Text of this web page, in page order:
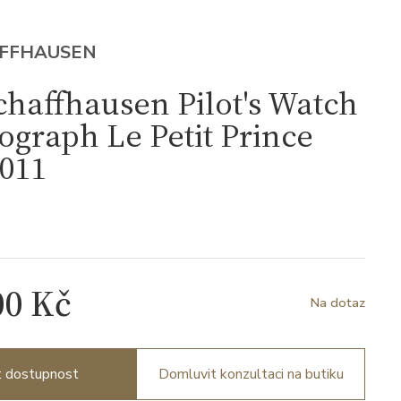
Pilot's Watch
Le Petit Prince
Kč Na dotaz
dostupnost Domluvit konzultaci na butiku